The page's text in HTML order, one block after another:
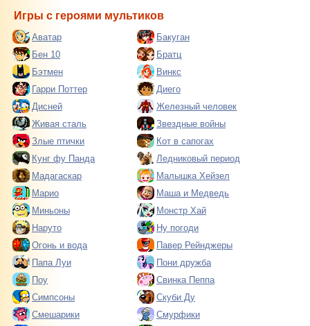
Игры с героями мультиков
Аватар
Бакуган
Бен 10
Братц
Бэтмен
Винкс
Гарри Поттер
Диего
Дисней
Железный человек
Живая сталь
Звездные войны
Злые птички
Кот в сапогах
Кунг фу Панда
Ледниковый период
Мадагаскар
Малышка Хейзел
Марио
Маша и Медведь
Миньоны
Монстр Хай
Наруто
Ну погоди
Огонь и вода
Павер Рейнджеры
Папа Луи
Пони дружба
Поу
Свинка Пеппа
Симпсоны
Скуби Ду
Смешарики
Смурфики